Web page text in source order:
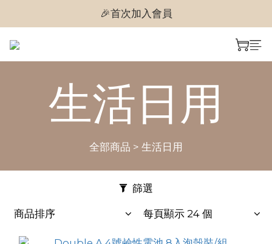
🎉首次加入會員
🎉首次加入會員
生活日用
全部商品 > 生活日用
篩選
商品排序 每頁顯示 24 個